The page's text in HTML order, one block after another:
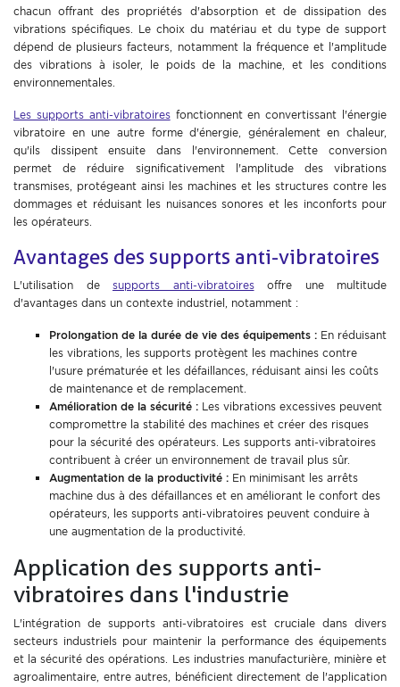
chacun offrant des propriétés d'absorption et de dissipation des
vibrations spécifiques. Le choix du matériau et du type de support
dépend de plusieurs facteurs, notamment la fréquence et l'amplitude
des vibrations à isoler, le poids de la machine, et les conditions
environnementales.
Les supports anti-vibratoiresfonctionnent en convertissant l'énergie
vibratoire en une autre forme d'énergie, généralement en chaleur,
qu'ils dissipent ensuite dans l'environnement. Cette conversion
permet de réduire significativement l'amplitude des vibrations
transmises, protégeant ainsi les machines et les structures contre les
dommages et réduisant les nuisances sonores et les inconforts pour
les opérateurs.
Avantages des supports anti-vibratoires
L'utilisation de supports anti-vibratoiresoffre une multitude
d'avantages dans un contexte industriel, notamment :
Prolongation de la durée de vie des équipements : En réduisant
les vibrations, les supports protègent les machines contre
l'usure prématurée et les défaillances, réduisant ainsi les coûts
de maintenance et de remplacement.
Amélioration de la sécurité : Les vibrations excessives peuvent
compromettre la stabilité des machines et créer des risques
pour la sécurité des opérateurs. Les supports anti-vibratoires
contribuent à créer un environnement de travail plus sûr.
Augmentation de la productivité : En minimisant les arrêts
machine dus à des défaillances et en améliorant le confort des
opérateurs, les supports anti-vibratoires peuvent conduire à
une augmentation de la productivité.
Application des supports anti-
vibratoires dans l'industrie
L'intégration de supports anti-vibratoires est cruciale dans divers
secteurs industriels pour maintenir la performance des équipements
et la sécurité des opérations. Les industries manufacturière, minière et
agroalimentaire, entre autres, bénéficient directement de l'application